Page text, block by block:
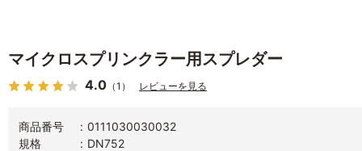
マイクロスプリンクラー用スプレダー
4.0 （1） レビューを見る
商品番号
0111030030032
規格
DN752